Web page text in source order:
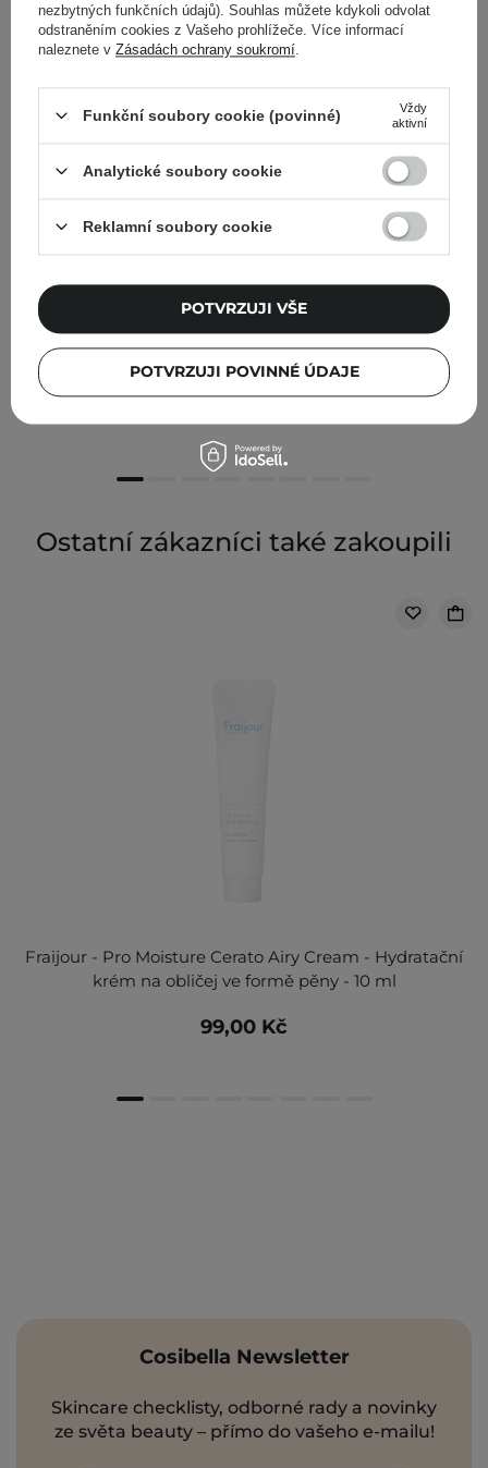
Celimax - The Real Noni Acne Bubble Cleanser - Čisticí
pěna na obličej - 155 ml
Ostatní zákazníci také zakoupili
Fraijour - Pro Moisture Cerato Airy Cream - Hydratační
krém na obličej ve formě pěny - 10 ml
99,00 Kč
Cosibella Newsletter
Skincare checklisty, odborné rady a novinky
ze světa beauty – přímo do vašeho e-mailu!
nezbytných funkčních údajů). Souhlas můžete kdykoli odvolat
odstraněním cookies z Vašeho prohlížeče. Více informací
naleznete v Zásadách ochrany soukromí
Funkční soubory cookie (povinné)
Vždy
aktivní
Analytické soubory cookie
Reklamní soubory cookie
POTVRZUJI POVINNÉ ÚDAJE
POTVRZUJI VŠE